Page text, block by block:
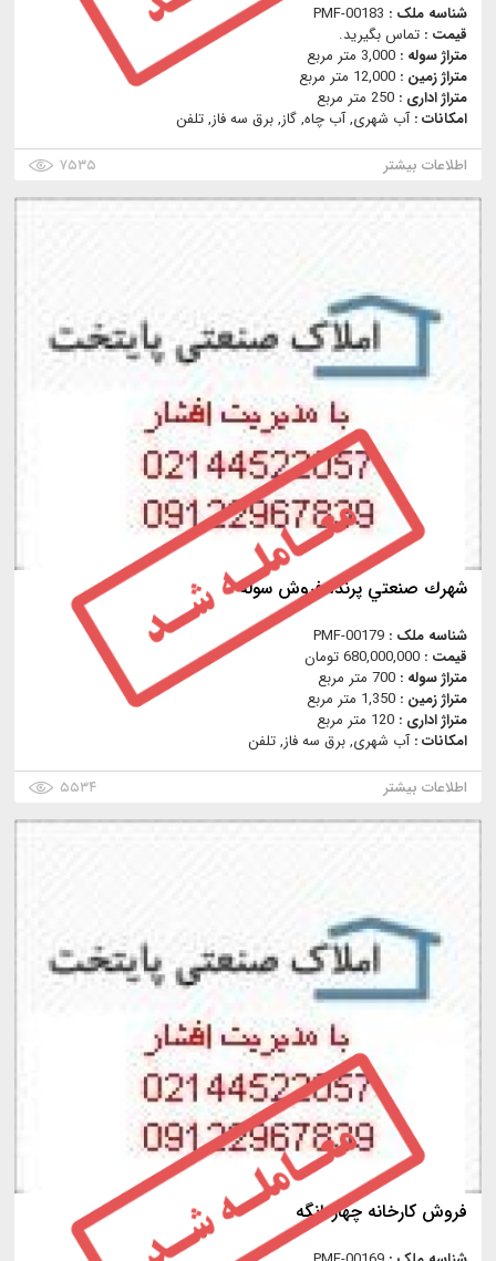
شناسه ملک : PMF-00183
قیمت : تماس بگیرید.
متراژ سوله : 3,000 متر مربع
متراژ زمین : 12,000 متر مربع
متراژ اداری : 250 متر مربع
امکانات :آب شهری, آب چاه, گاز, برق سه فاز, تلفن
اطلاعات بیشتر
۷۵۳۵
شهرك صنعتي پرند، فروش سوله
شناسه ملک : PMF-00179
قیمت : 680,000,000 تومان
متراژ سوله : 700 متر مربع
متراژ زمین : 1,350 متر مربع
متراژ اداری : 120 متر مربع
امکانات :آب شهری, برق سه فاز, تلفن
اطلاعات بیشتر
۵۵۳۴
فروش كارخانه چهاردانگه